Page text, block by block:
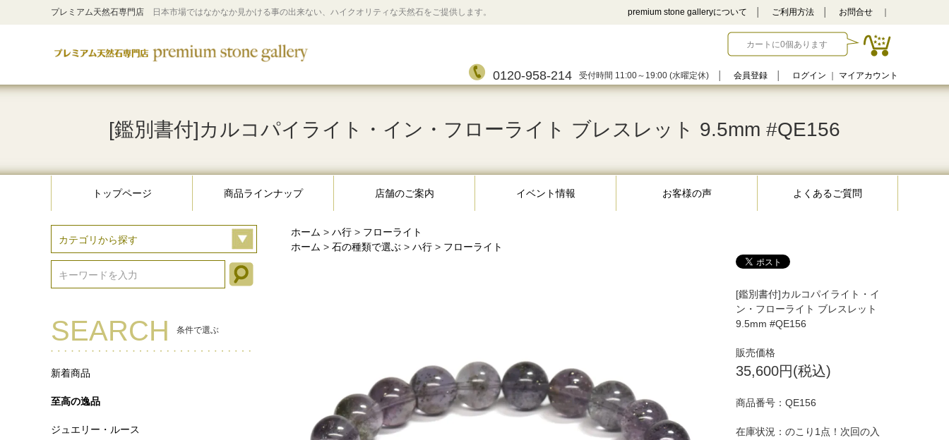
プレミアム天然石専門店 日本市場ではなかなか見かける事の出来ない、ハイクオリティな天然石をご提供します。 premium stone galleryについて ご利用方法 お問合せ
カートに0個あります
0120-958-214 受付時間 11:00～19:00 (水曜定休) 会員登録 ログイン マイアカウント
[鑑別書付]カルコパイライト・イン・フローライト ブレスレット 9.5mm #QE156
トップページ 商品ラインナップ 店舗のご案内 イベント情報 お客様の声 よくあるご質問
SEARCH 条件で選ぶ
新着商品
至高の逸品
ジュエリー・ルース
ホーム > ハ行 > フローライト
ホーム > 石の種類で選ぶ > ハ行 > フローライト
[鑑別書付]カルコパイライト・イ
ン・フローライト ブレスレット
9.5mm #QE156
販売価格
35,600円(税込)
商品番号： QE156
在庫状況：のこり1点！次回の入